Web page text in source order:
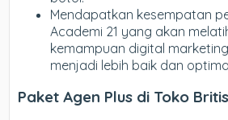
Mendapatkan kesempatan
Academi 21 yang akan
kemampuan digital
menjadi lebih baik dan
Paket Agen Plus di Toko